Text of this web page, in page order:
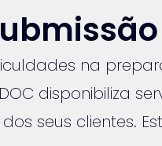
na
disponibiliza
seus clientes.